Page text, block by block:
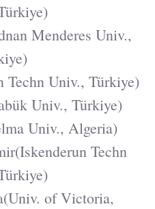
Menderes Univ.,
Techn Univ., Türkiye)
Univ., Türkiye)
Univ., Algeria)
Techn
of Victoria,